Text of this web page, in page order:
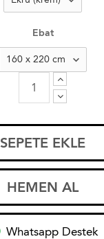
Ebat
SEPETE EKLE
HEMEN AL
Whatsapp Destek